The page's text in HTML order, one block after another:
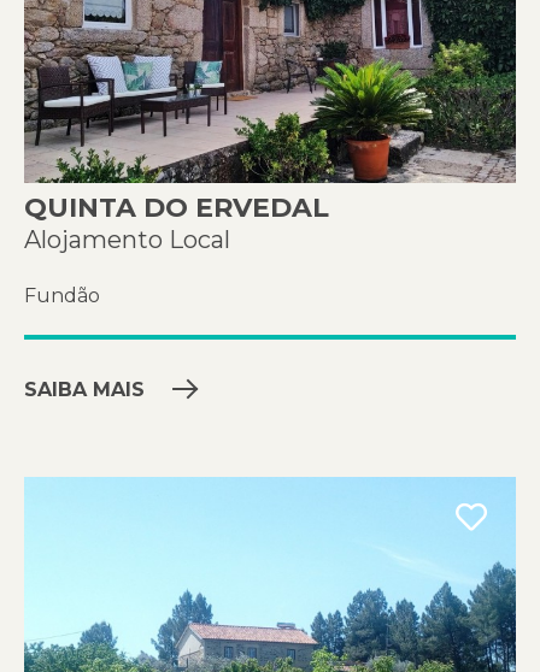
QUINTA DO ERVEDAL
Alojamento Local
Fundão
SAIBA MAIS